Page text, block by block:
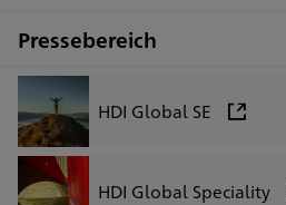
Pressebereich
HDI Global SE
HDI Global Speciality